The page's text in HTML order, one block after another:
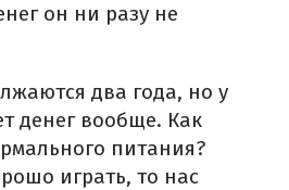
он ни разу не
два года, но у
денег вообще. Как
питания?
играть, то нас